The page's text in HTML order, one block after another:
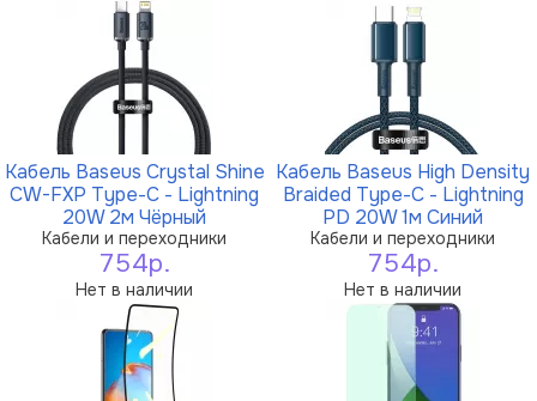
Кабель Baseus Crystal Shine
CW-FXP Type-C - Lightning
20W 2м Чёрный
Кабели и переходники
754р.
Нет в наличии
Кабель Baseus High Density
Braided Type-C - Lightning
PD 20W 1м Синий
Кабели и переходники
754р.
Нет в наличии